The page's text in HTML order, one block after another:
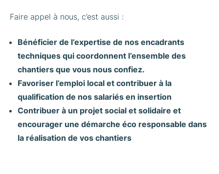
Faire appel à nous, c’est aussi :
Bénéficier de l’expertise de nos encadrants
techniques qui coordonnent l’ensemble des
chantiers que vous nous confiez.
Favoriser l’emploi local et contribuer à la
qualification de nos salariés en insertion
Contribuer à un projet social et solidaire et
encourager une démarche éco responsable dans
la réalisation de vos chantiers